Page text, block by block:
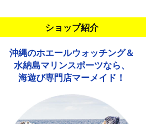
ショップ紹介
沖縄のホエールウォッチング＆
水納島マリンスポーツなら、
海遊び専門店マーメイド！